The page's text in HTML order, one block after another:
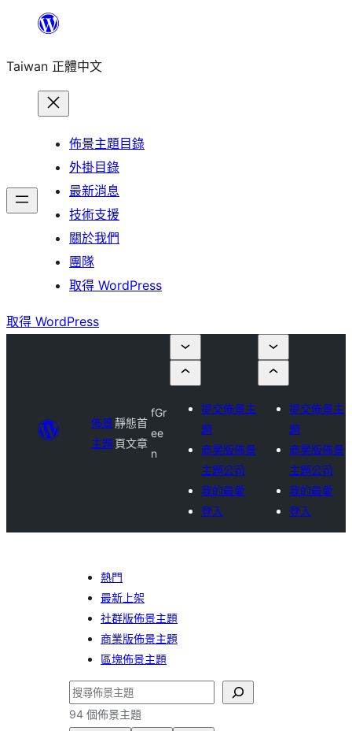
主
Taiwan 正體中文
佈景主題目錄
外掛目錄
最新消息
技術支援
關於我們
團隊
取得 WordPress
取得 WordPress
佈景
主題
靜態首
頁文章
fGr
ee
n
提交佈景主
題
商業版佈景
主題公司
我的最愛
登入
提交佈景主
題
商業版佈景
主題公司
我的最愛
登入
熱門
最新上架
社群版佈景主題
商業版佈景主題
區塊佈景主題
搜
尋
94 個佈景主題